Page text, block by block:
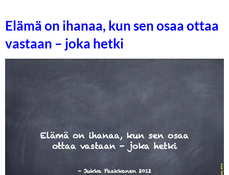
Elämä on ihanaa, kun sen osaa ottaa
vastaan – joka hetki